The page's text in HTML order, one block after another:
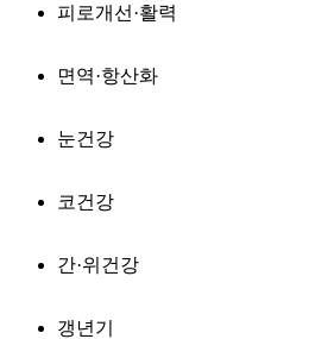
피로개선·활력
면역·항산화
눈건강
코건강
간·위건강
갱년기